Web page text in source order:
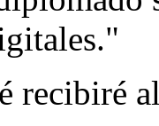
recibiré